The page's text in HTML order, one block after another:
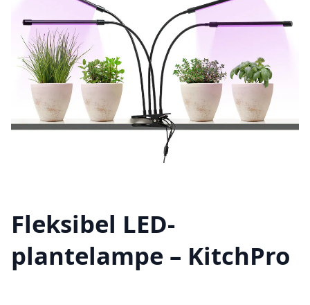
Fleksibel LED-
plantelampe – KitchPro